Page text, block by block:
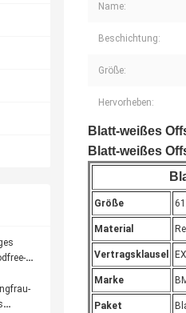
Name:
Beschichtung:
Größe:
Hervorheben:
Blatt-weißes
Blatt-weißes
Größe
Material
Vertragsklausel
Marke
Paket